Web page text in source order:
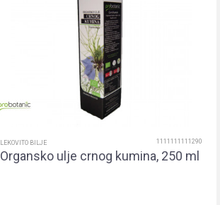
LEKOVITO BILJE 1111111111290
Organsko ulje crnog kumina, 250 ml